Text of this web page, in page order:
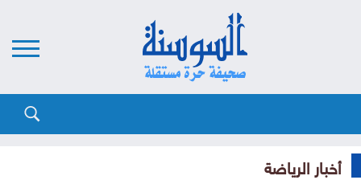
أخبار الرياضة